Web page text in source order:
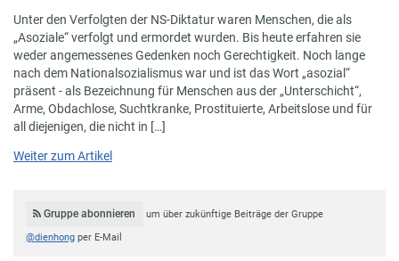
Unter den Verfolgten der NS-Diktatur waren Menschen, die als
„Asoziale“ verfolgt und ermordet wurden. Bis heute erfahren sie
weder angemessenes Gedenken noch Gerechtigkeit. Noch lange
nach dem Nationalsozialismus war und ist das Wort „asozial“
präsent - als Bezeichnung für Menschen aus der „Unterschicht“,
Arme, Obdachlose, Suchtkranke, Prostituierte, Arbeitslose und für
all diejenigen, die nicht in […]
Weiter zum Artikel
Gruppe abonnieren
um über zukünftige Beiträge der Gruppe
@dienhongper E-Mail